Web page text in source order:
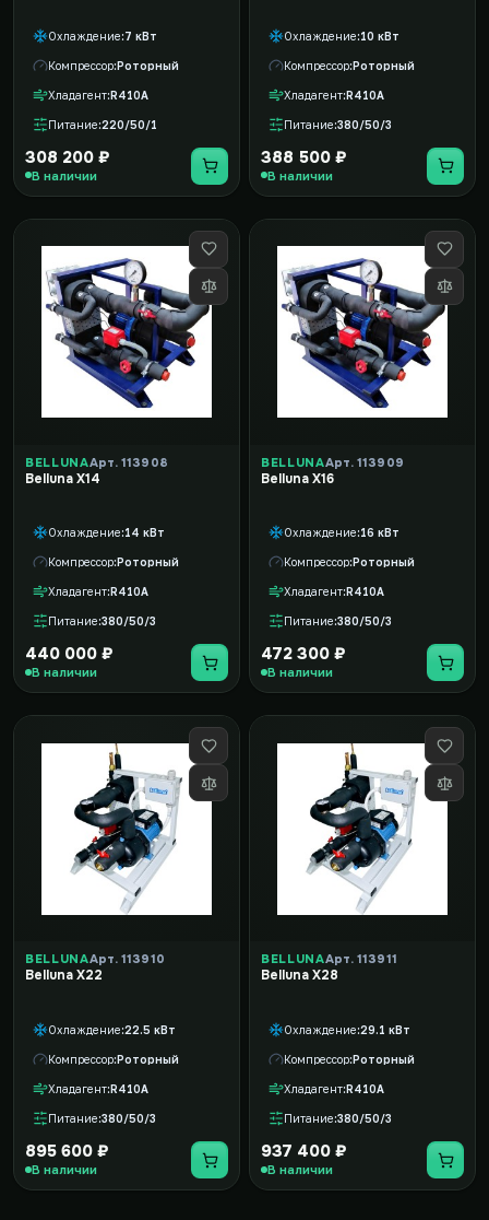
Охлаждение 7 кВт
Компрессор Роторный
Хладагент R410A
Питание 220/50/1
308 200 ₽
В наличии
Охлаждение 10 кВт
Компрессор Роторный
Хладагент R410A
Питание 380/50/3
388 500 ₽
В наличии
BELLUNAАрт. 113908
Belluna X14
Охлаждение 14 кВт
Компрессор Роторный
Хладагент R410A
Питание 380/50/3
440 000 ₽
В наличии
BELLUNAАрт. 113909
Belluna X16
Охлаждение 16 кВт
Компрессор Роторный
Хладагент R410A
Питание 380/50/3
472 300 ₽
В наличии
BELLUNAАрт. 113910
Belluna X22
Охлаждение 22.5 кВт
Компрессор Роторный
Хладагент R410A
Питание 380/50/3
895 600 ₽
В наличии
BELLUNAАрт. 113911
Belluna X28
Охлаждение 29.1 кВт
Компрессор Роторный
Хладагент R410A
Питание 380/50/3
937 400 ₽
В наличии